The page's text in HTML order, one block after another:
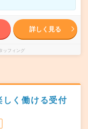
詳しく見る
ッフィング
しく働ける受付